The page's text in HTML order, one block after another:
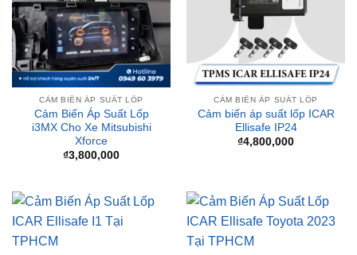
CẢM BIẾN ÁP SUẤT LỐP
Cảm Biến Áp Suất Lốp
i3MX Cho Xe Mitsubishi
Xforce
₫3,800,000
CẢM BIẾN ÁP SUẤT LỐP
Cảm biến áp suất lốp ICAR
Ellisafe IP24
₫4,800,000
CẢM BIẾN ÁP SUẤT LỐP
Cảm Biến Áp Suất Lốp
CẢM BIẾN ÁP SUẤT LỐP
Cảm biến áp suất lốp ICAR